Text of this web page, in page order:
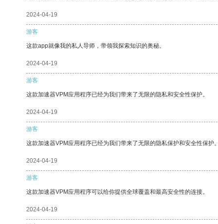
2024-04-19
游客
这款app就像我的私人导师，带领我探索知识的奥秘。
2024-04-19
游客
这款加速器VPM应用程序已经为我们带来了无限的隐私和安全性保护。
2024-04-19
游客
这款加速器VPM应用程序已经为我们带来了无限的隐私保护和安全性保护
2024-04-19
游客
这款加速器VPM应用程序可以给你提供全球覆盖和最高安全性的连接。
2024-04-19